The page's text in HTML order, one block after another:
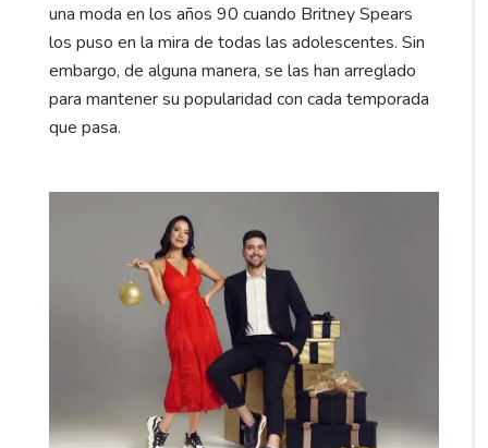
una moda en los años 90 cuando Britney Spears
los puso en la mira de todas las adolescentes. Sin
embargo, de alguna manera, se las han arreglado
para mantener su popularidad con cada temporada
que pasa.